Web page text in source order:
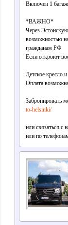
Включен 1
*ВАЖНО*
Через
возможностью
гражданам РФ
Если откроют
Детское кресло
Оплата
Забронировать
to-helsinki/
или связаться с
или по